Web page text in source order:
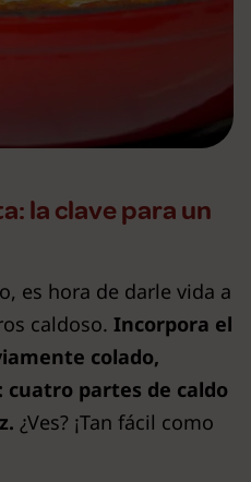
la clave para un
es hora de darle vida a
caldoso. Incorpora el
colado,
cuatro partes de caldo
¿Ves? ¡Tan fácil como